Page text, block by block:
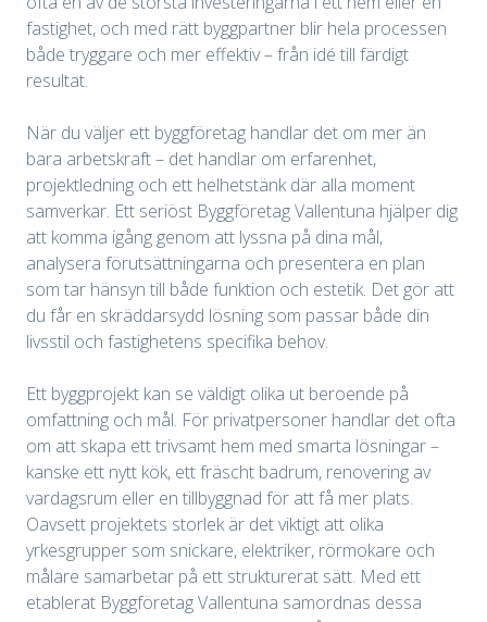
fastighet, och med rätt byggpartner blir hela processen
både tryggare och mer effektiv – från idé till färdigt
resultat.
När du väljer ett byggföretag handlar det om mer än
bara arbetskraft – det handlar om erfarenhet,
projektledning och ett helhetstänk där alla moment
samverkar. Ett seriöst Byggföretag Vallentuna hjälper dig
att komma igång genom att lyssna på dina mål,
analysera förutsättningarna och presentera en plan
som tar hänsyn till både funktion och estetik. Det gör att
du får en skräddarsydd lösning som passar både din
livsstil och fastighetens specifika behov.
Ett byggprojekt kan se väldigt olika ut beroende på
omfattning och mål. För privatpersoner handlar det ofta
om att skapa ett trivsamt hem med smarta lösningar –
kanske ett nytt kök, ett fräscht badrum, renovering av
vardagsrum eller en tillbyggnad för att få mer plats.
Oavsett projektets storlek är det viktigt att olika
yrkesgrupper som snickare, elektriker, rörmokare och
målare samarbetar på ett strukturerat sätt. Med ett
etablerat Byggföretag Vallentuna samordnas dessa